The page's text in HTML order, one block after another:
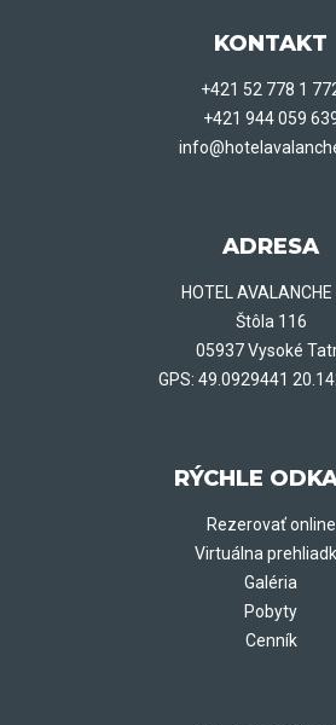
KONTAKT
+421 52 778 1
+421 944 059
ADRESA
HOTEL
Štôla 116
05937 Vysoké
GPS: 49.0929441
RÝCHLE
Rezerovať online
Virtuálna
Galéria
Pobyty
Cenník